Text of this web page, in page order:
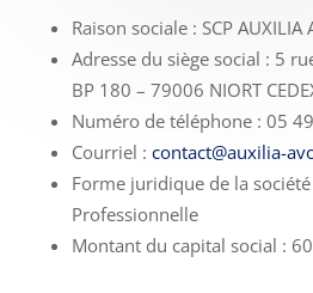
Raison sociale : SCP AUXILIA
Adresse du siège social : 5
BP 180 – 79006 NIORT
Numéro de téléphone : 05
Courriel : contact@auxilia-
Forme juridique de la
Professionnelle
Montant du capital social :